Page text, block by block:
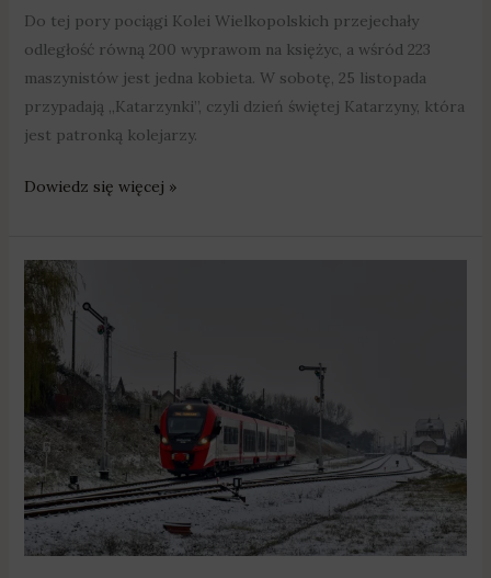
Do tej pory pociągi Kolei Wielkopolskich przejechały
odległość równą 200 wyprawom na księżyc, a wśród 223
maszynistów jest jedna kobieta. W sobotę, 25 listopada
przypadają „Katarzynki”, czyli dzień świętej Katarzyny, która
jest patronką kolejarzy.
Dowiedz się więcej »
Pociągi
są
przepełnione?
Rozkład
wymaga
zmian?
Koleje
Wielkopolskie
pytają
pasażerów